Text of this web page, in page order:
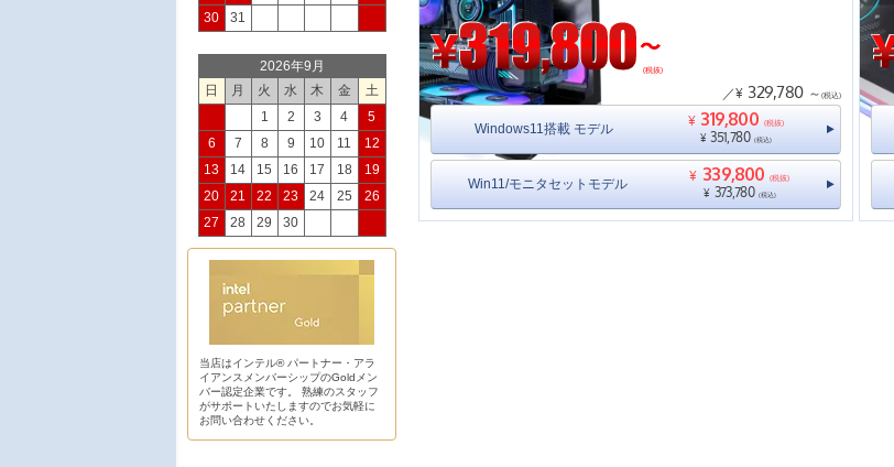
(税抜)
／¥ 329,780 ～ (税込)
Windows11搭載 モデル ¥ 319,800 (税抜)
¥ 351,780 (税込)
Win11/モニタセットモデル ¥ 339,800 (税抜)
¥ 373,780 (税込)
30
31
2026年9月
日
月 火 水 木 金
土
1
2 3 4
5
6
7 8 9 10 11
12
13
14 15 16 17 18
19
20
21 22 23 24 25
26
27
28 29 30
当店はインテル® パートナー・アラ
イアンスメンバーシップのGoldメン
バー認定企業です。 熟練のスタッフ
がサポートいたしますのでお気軽に
お問い合わせください。